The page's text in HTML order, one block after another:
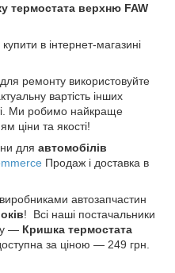
термостата верхню FAW
в інтернет-магазині
ремонту використовуйте
вартість інших
Ми робимо найкраще
ціни та якості!
для автомобілів
Продаж і доставка в
автозапчастин
! Всі наші постачальники
— Кришка термостата
за ціною — 249 грн.